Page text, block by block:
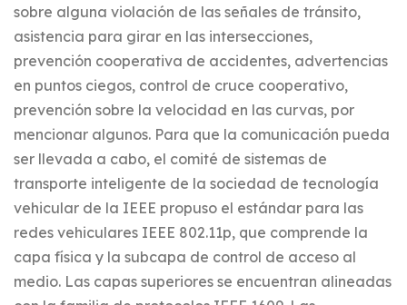
sobre alguna violación de las señales de tránsito,
asistencia para girar en las intersecciones,
prevención cooperativa de accidentes, advertencias
en puntos ciegos, control de cruce cooperativo,
prevención sobre la velocidad en las curvas, por
mencionar algunos. Para que la comunicación pueda
ser llevada a cabo, el comité de sistemas de
transporte inteligente de la sociedad de tecnología
vehicular de la IEEE propuso el estándar para las
redes vehiculares IEEE 802.11p, que comprende la
capa física y la subcapa de control de acceso al
medio. Las capas superiores se encuentran alineadas